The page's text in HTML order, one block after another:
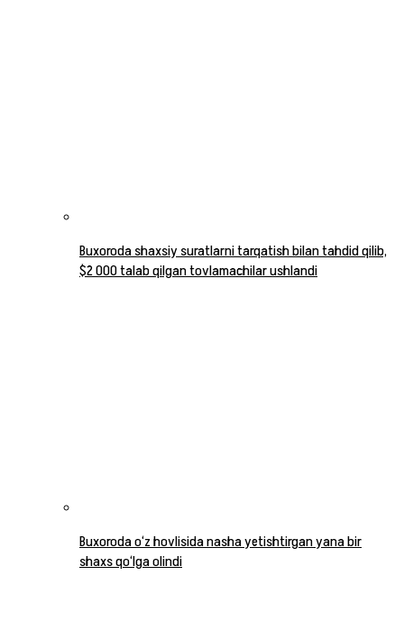
Buxoroda shaxsiy suratlarni tarqatish bilan tahdid qilib,
$2 000 talab qilgan tovlamachilar ushlandi
Buxoroda o‘z hovlisida nasha yetishtirgan yana bir
shaxs qo‘lga olindi